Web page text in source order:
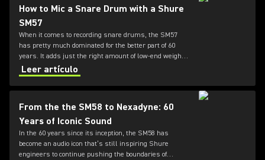
How to Mic a Snare Drum with a Shure
SM57
When it comes to recording snare drums, the SM57
has pretty much dominated for the better part of 60
years. It adds just the right amount of low-end weight
while also honoring the high-end presence and "crack"
of the drum. For this reason, the 57 is the go-to mic for
your snare.
Leer artículo
From the the SM58 to Nexadyne: 60
Years of Iconic Sound
In the 60 years since its inception, the SM58 has
become an audio icon that’s still inspiring Shure
engineers to continue pushing the boundaries of